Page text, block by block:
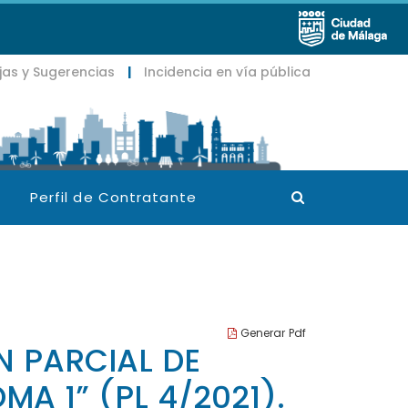
y Sugerencias | Incidencia en vía pública
Perfil de Contratante
Generar Pdf
PARCIAL DE
1” (PL 4/2021).